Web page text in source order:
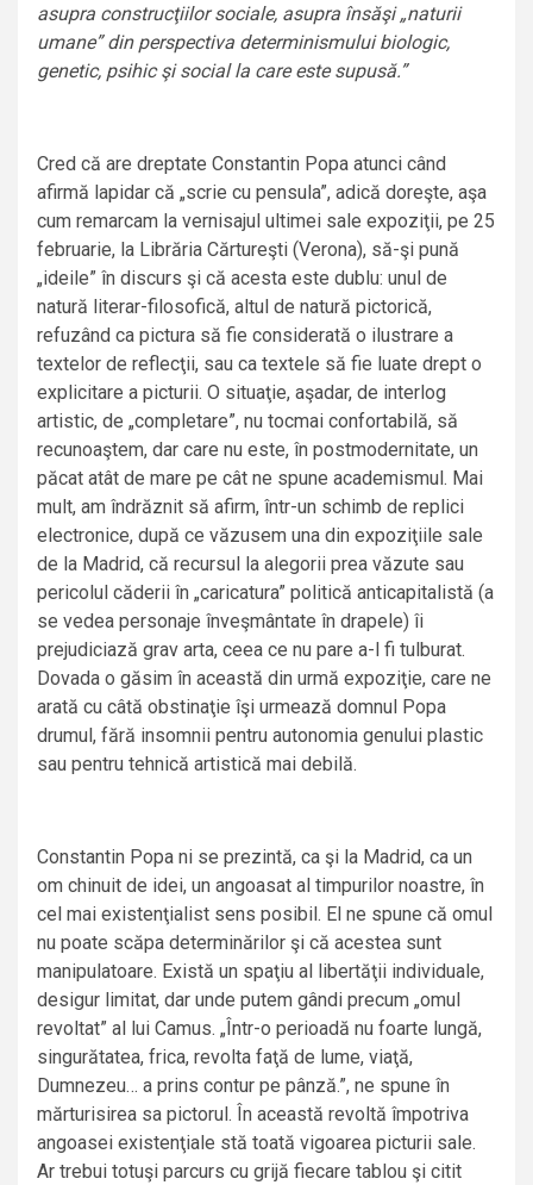
asupra construcţiilor sociale, asupra însăşi „naturii
umane” din perspectiva determinismului biologic,
genetic, psihic şi social la care este supusă.”
Cred că are dreptate Constantin Popa atunci când
afirmă lapidar că „scrie cu pensula”, adică doreşte, aşa
cum remarcam la vernisajul ultimei sale expoziţii, pe 25
februarie, la Librăria Cărtureşti (Verona), să-şi pună
„ideile” în discurs şi că acesta este dublu: unul de
natură literar-filosofică, altul de natură pictorică,
refuzând ca pictura să fie considerată o ilustrare a
textelor de reflecţii, sau ca textele să fie luate drept o
explicitare a picturii. O situaţie, aşadar, de interlog
artistic, de „completare”, nu tocmai confortabilă, să
recunoaştem, dar care nu este, în postmodernitate, un
păcat atât de mare pe cât ne spune academismul. Mai
mult, am îndrăznit să afirm, într-un schimb de replici
electronice, după ce văzusem una din expoziţiile sale
de la Madrid, că recursul la alegorii prea văzute sau
pericolul căderii în „caricatura” politică anticapitalistă (a
se vedea personaje înveşmântate în drapele) îi
prejudiciază grav arta, ceea ce nu pare a-l fi tulburat.
Dovada o găsim în această din urmă expoziţie, care ne
arată cu câtă obstinaţie îşi urmează domnul Popa
drumul, fără insomnii pentru autonomia genului plastic
sau pentru tehnică artistică mai debilă.
Constantin Popa ni se prezintă, ca şi la Madrid, ca un
om chinuit de idei, un angoasat al timpurilor noastre, în
cel mai existenţialist sens posibil. El ne spune că omul
nu poate scăpa determinărilor şi că acestea sunt
manipulatoare. Există un spaţiu al libertăţii individuale,
desigur limitat, dar unde putem gândi precum „omul
revoltat” al lui Camus. „Într-o perioadă nu foarte lungă,
singurătatea, frica, revolta faţă de lume, viaţă,
Dumnezeu… a prins contur pe pânză.”, ne spune în
mărturisirea sa pictorul. În această revoltă împotriva
angoasei existenţiale stă toată vigoarea picturii sale.
Ar trebui totuşi parcurs cu grijă fiecare tablou şi citit